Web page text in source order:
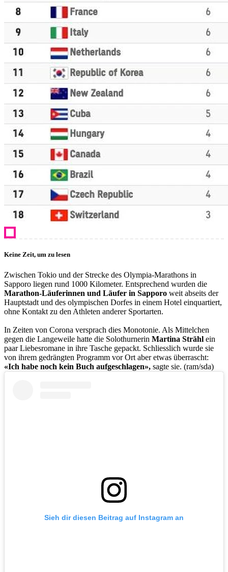
Keine Zeit, um zu lesen
Zwischen Tokio und der Strecke des Olympia-Marathons in
Sapporo liegen rund 1000 Kilometer. Entsprechend wurden die
Marathon-Läuferinnen und Läufer in Sapporo weit abseits der
Hauptstadt und des olympischen Dorfes in einem Hotel einquartiert,
ohne Kontakt zu den Athleten anderer Sportarten.
In Zeiten von Corona versprach dies Monotonie. Als Mittelchen
gegen die Langeweile hatte die Solothurnerin Martina Strähl ein
paar Liebesromane in ihre Tasche gepackt. Schliesslich wurde sie
von ihrem gedrängten Programm vor Ort aber etwas überrascht:
«Ich habe noch kein Buch aufgeschlagen», sagte sie. (ram/sda)
Sieh dir diesen Beitrag auf Instagram an